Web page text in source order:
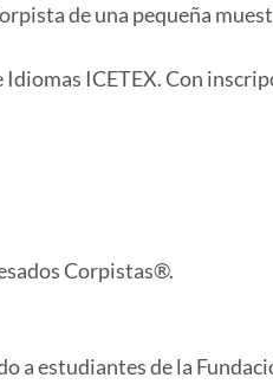
de una pequeña
ICETEX. Con
Corpistas®.
a estudiantes de la